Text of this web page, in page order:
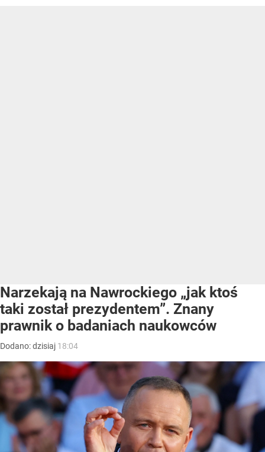
Narzekają na Nawrockiego „jak ktoś
taki został prezydentem”. Znany
prawnik o badaniach naukowców
Dodano:dzisiaj 18:04